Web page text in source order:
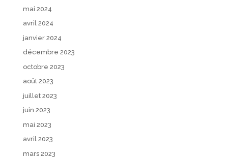
mai 2024
avril 2024
janvier 2024
décembre 2023
octobre 2023
août 2023
juillet 2023
juin 2023
mai 2023
avril 2023
mars 2023